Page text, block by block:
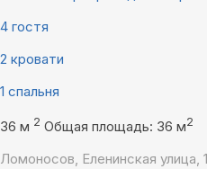
4 гостя
2 кровати
1 спальня
36 м 2 Общая площадь: 36 м2
Ломоносов, Еленинская улица,